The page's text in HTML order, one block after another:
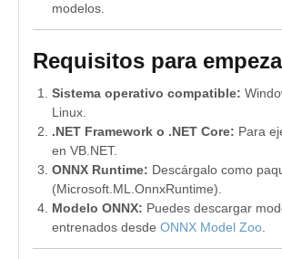
modelos.
Requisitos para
Sistema operativo compatible:
Linux.
.NET Framework o .NET Core: Para
en VB.NET.
ONNX Runtime: Descárgalo como
(Microsoft.ML.OnnxRuntime).
Modelo ONNX: Puedes descargar
entrenados desde ONNX Model Zoo